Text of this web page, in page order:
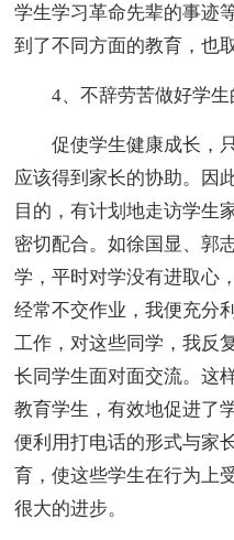
学生学习革命先辈的事迹
到了不同方面的教育，也
4、不辞劳苦做好学
促使学生健康成长，
应该得到家长的协助。因
目的，有计划地走访学生
密切配合。如徐国显、郭
学，平时对学没有进取心
经常不交作业，我便充分
工作，对这些同学，我反
长同学生面对面交流。这
教育学生，有效地促进了
便利用打电话的形式与家
育，使这些学生在行为上
很大的进步。